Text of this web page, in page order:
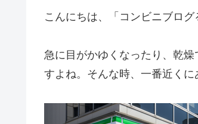
こんにちは、「コンビニブログ
急に目がかゆくなったり、乾
すよね。そんな時、一番近く